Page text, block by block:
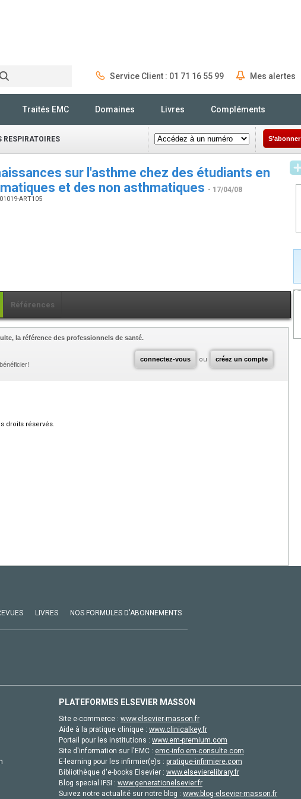
Service Client : 01 71 16 55 99 Mes alertes
Traités EMC Domaines Livres Compléments
RESPIRATOIRES S'abonner
sur l'asthme chez des étudiants en
et des non asthmatiques - 17/04/08
ART105
Références
connectez-vous ou créez un compte
la référence des professionnels de santé.
droits réservés.
LIVRES NOS FORMULES D'ABONNEMENTS
PLATEFORMES ELSEVIER MASSON
Site e-commerce : www.elsevier-masson.fr
Aide à la pratique clinique : www.clinicalkey.fr
Portail pour les institutions : www.em-premium.com
Site d'information sur l'EMC : emc-info.em-consulte.com
E-learning pour les infirmier(e)s : pratique-infirmiere.com
Bibliothèque d'e-books Elsevier : www.elsevierelibrary.fr
Blog special IFSI : www.generationelsevier.fr
Suivez notre actualité sur notre blog : www.blog-elsevier-masson.fr